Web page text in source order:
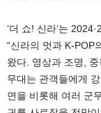
‘더 쇼! 신라’는
“신라의 멋과 K-POP
왔다. 영상과 조명,
무대는 관객들에게
면을 비롯해 여러 군